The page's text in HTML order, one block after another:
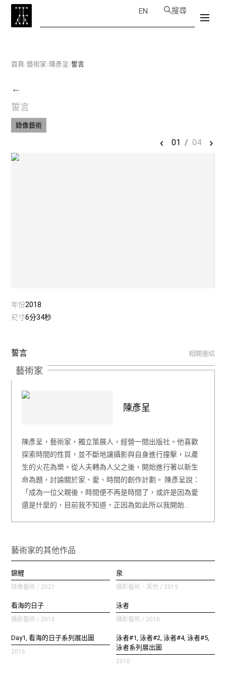
EN 搜尋
首頁/藝術家/陳彥呈 /誓言
←
誓言
錄像藝術
‹ 01 / 04 ›
年份2018
尺寸6分34秒
誓言 相關連結
藝術家
陳彥呈
陳彥呈，藝術家，獨立策展人，經營一間出版社。他喜歡
探索時間的性質，並不斷地讓攝影與自身進行撞擊，以產
生的火花為樂。從人夫轉為人父之後，開始進行著以新生
命為題，討論關於家、愛、時間的創作計劃。 陳彥呈說：
「成為一位父親後，時間便不再是時間了，或許是因為愛
還是什麼的，目前我不知道，正因為如此所以我開始…
藝術家的其他作品
錦鯉
錄像藝術 / 2021
泉
攝影藝術、其他 / 2019
看海的日子
攝影藝術 / 2016
泳者
攝影藝術 / 2016
Day1, 看海的日子系列展出圖
2016
泳者#1, 泳者#2, 泳者#4, 泳者#5,
泳者系列展出圖
2016